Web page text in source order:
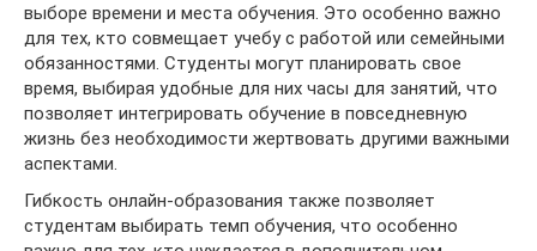
выборе времени и места обучения. Это особенно важно
для тех, кто совмещает учебу с работой или семейными
обязанностями. Студенты могут планировать свое
время, выбирая удобные для них часы для занятий, что
позволяет интегрировать обучение в повседневную
жизнь без необходимости жертвовать другими важными
аспектами.
Гибкость онлайн-образования также позволяет
студентам выбирать темп обучения, что особенно